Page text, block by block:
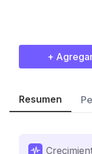
+
Resumen